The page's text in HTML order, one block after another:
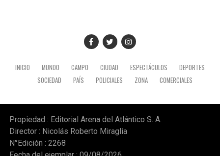
INICIO MUNDO CAMPO CIUDAD ESPECTÁCULOS
DEPORTES
SOCIEDAD
PAÍS POLICIALES ZONA COMERCIALES
Propiedad : Editorial Arena del Atlántico S. A.
Director : Nicolás Roberto Miraglia
N°Edición : 2268